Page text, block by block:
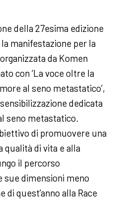
della 27esima edizione
manifestazione per la
da Komen
con ‘La voce oltre la
al seno metastatico’,
dedicata
seno metastatico.
di promuovere una
qualità di vita e alla
il percorso
sue dimensioni meno
di quest’anno alla Race